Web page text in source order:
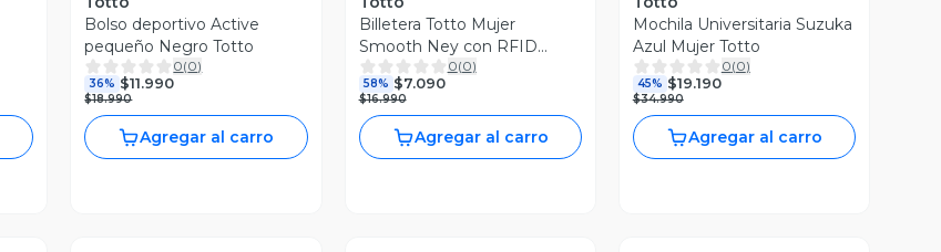
Bolso deportivo Active
pequeño Negro Totto
0(0)
36% $11.990
$18.990
Agregar al carro
Billetera Totto Mujer
Smooth Ney con RFID
Blocker Negra
0(0)
58% $7.090
$16.990
Agregar al carro
Mochila Universitaria Suzuka
Azul Mujer Totto
0(0)
45% $19.190
$34.990
Agregar al carro